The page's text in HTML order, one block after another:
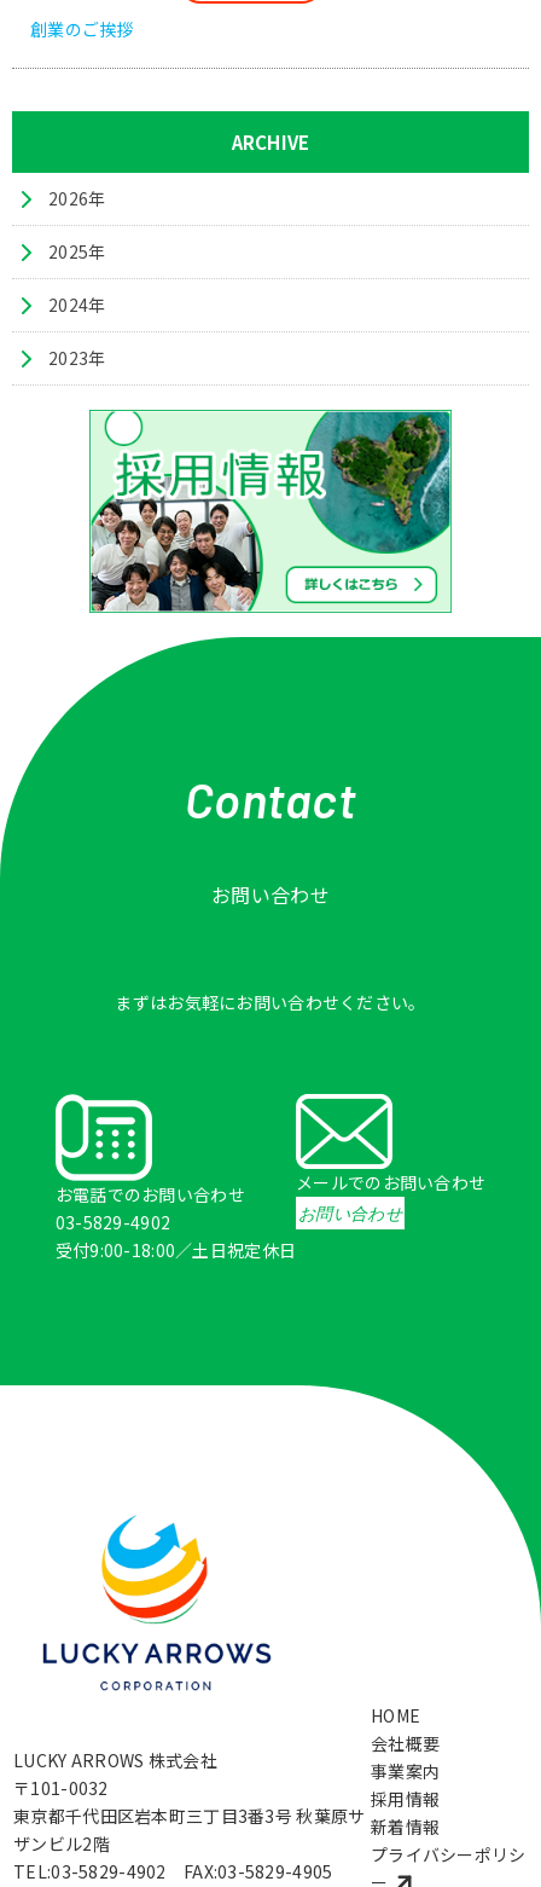
創業のご挨拶
ARCHIVE
2026年
2025年
2024年
2023年
Contact
お問い合わせ
まずはお気軽にお問い合わせください。
お電話でのお問い合わせ
03-5829-4902
受付9:00-18:00／土日祝定休日
メールでのお問い合わせ
お問い合わせ
LUCKY ARROWS 株式会社
〒101-0032
東京都千代田区岩本町三丁目3番3号 秋葉原サ
ザンビル2階
TEL:03-5829-4902 FAX:03-5829-4905
HOME
会社概要
事業案内
採用情報
新着情報
プライバシーポリシ